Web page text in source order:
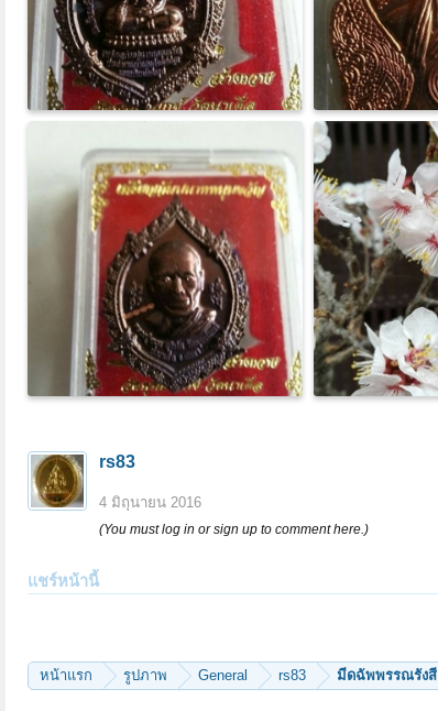
rs83
4 มิถุนายน 2016
(You must log in or sign up to comment here.)
แชร์หน้านี้
หน้าแรก รูปภาพ General rs83 มีดฉัพพรรณรังสี